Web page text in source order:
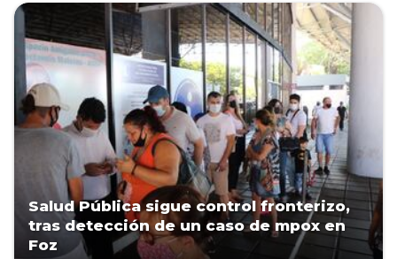
Salud Pública sigue control fronterizo,
tras detección de un caso de mpox en
Foz